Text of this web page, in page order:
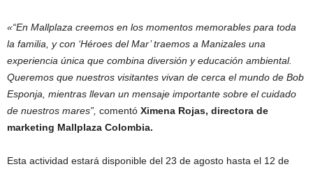
«“En Mallplaza creemos en los momentos memorables para toda
la familia, y con ‘Héroes del Mar’ traemos a Manizales una
experiencia única que combina diversión y educación ambiental.
Queremos que nuestros visitantes vivan de cerca el mundo de Bob
Esponja, mientras llevan un mensaje importante sobre el cuidado
de nuestros mares”, comentó Ximena Rojas, directora de
marketing Mallplaza Colombia.
Esta actividad estará disponible del 23 de agosto hasta el 12 de